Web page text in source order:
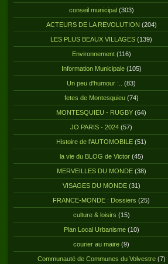
conseil municipal(303)
ACTEURS DE LA REVOLUTION (204)
LES PLUS BEAUX VILLAGES (139)
Environnement(116)
Information Municipale(105)
Un peu d'humour :.. (83)
fetes de Montesquieu(74)
MONTESQUIEU - RUGBY (64)
JO PARIS - 2024 (57)
Histoire de l'AUTOMOBILE (51)
la vie du BLOG de Victor(45)
MERVEILLES DU MONDE(38)
VISAGES DU MONDE(31)
FRANCE-MONDE : Dossiers (25)
culture & loisirs (15)
Plan Local Urbanisme(10)
courier au maire (9)
Communauté de Communes du Volvestre(7)